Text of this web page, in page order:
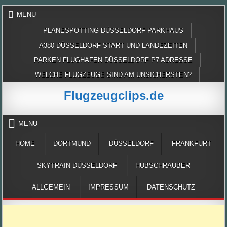
Skip
MENU
PLANESPOTTING DÜSSELDORF PARKHAUS
A380 DÜSSELDORF START UND LANDEZEITEN
PARKEN FLUGHAFEN DÜSSELDORF P7 ADRESSE
WELCHE FLUGZEUGE SIND AM UNSICHERSTEN?
Flugzeugclips.de
MENU
HOME DORTMUND DÜSSELDORF FRANKFURT
SKYTRAIN DÜSSELDORF HUBSCHRAUBER
ALLGEMEIN IMPRESSUM DATENSCHUTZ